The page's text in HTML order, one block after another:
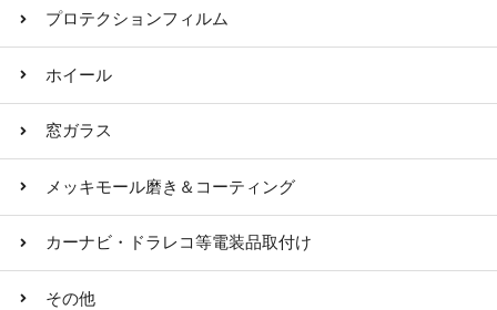
プロテクションフィルム
ホイール
窓ガラス
メッキモール磨き＆コーティング
カーナビ・ドラレコ等電装品取付け
その他